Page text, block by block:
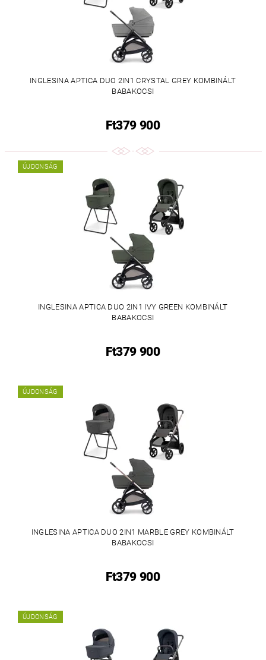
INGLESINA APTICA DUO 2IN1 CRYSTAL GREY KOMBINÁLT
BABAKOCSI
Ft379 900
ÚJDONSÁG
INGLESINA APTICA DUO 2IN1 IVY GREEN KOMBINÁLT
BABAKOCSI
Ft379 900
ÚJDONSÁG
INGLESINA APTICA DUO 2IN1 MARBLE GREY KOMBINÁLT
BABAKOCSI
Ft379 900
ÚJDONSÁG